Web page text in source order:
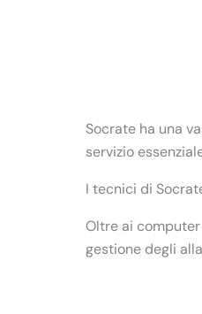
Socrate ha una
servizio
I tecnici di
Oltre ai computer
gestione degli